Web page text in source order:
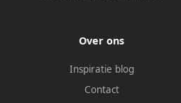
Over ons
Inspiratie blog
Contact